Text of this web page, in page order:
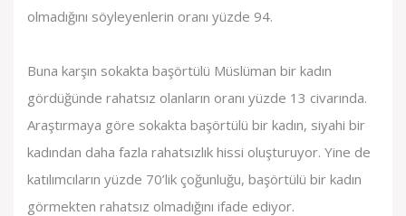
olmadığını söyleyenlerin oranı yüzde 94.
Buna karşın sokakta başörtülü Müslüman bir kadın
gördüğünde rahatsız olanların oranı yüzde 13 civarında.
Araştırmaya göre sokakta başörtülü bir kadın, siyahi bir
kadından daha fazla rahatsızlık hissi oluşturuyor. Yine de
katılımcıların yüzde 70’lik çoğunluğu, başörtülü bir kadın
görmekten rahatsız olmadığını ifade ediyor.